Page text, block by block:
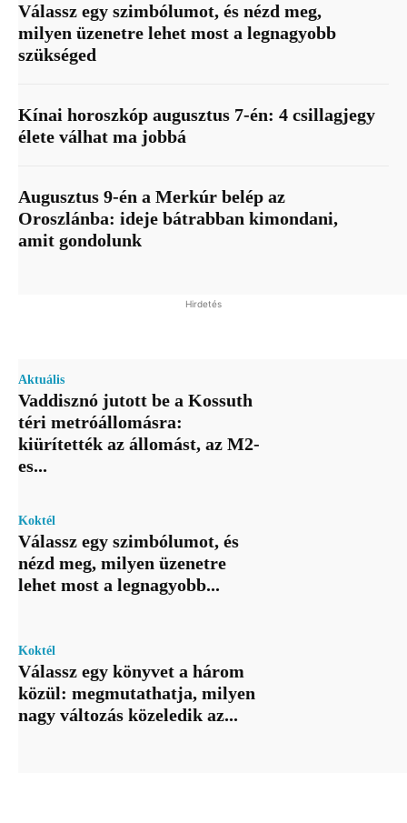
Válassz egy szimbólumot, és nézd meg,
milyen üzenetre lehet most a legnagyobb
szükséged
Kínai horoszkóp augusztus 7-én: 4 csillagjegy
élete válhat ma jobbá
Augusztus 9-én a Merkúr belép az
Oroszlánba: ideje bátrabban kimondani,
amit gondolunk
Hirdetés
Aktuális
Vaddisznó jutott be a Kossuth
téri metróállomásra:
kiürítették az állomást, az M2-
es...
Koktél
Válassz egy szimbólumot, és
nézd meg, milyen üzenetre
lehet most a legnagyobb...
Koktél
Válassz egy könyvet a három
közül: megmutathatja, milyen
nagy változás közeledik az...